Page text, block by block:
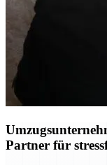
Partner für